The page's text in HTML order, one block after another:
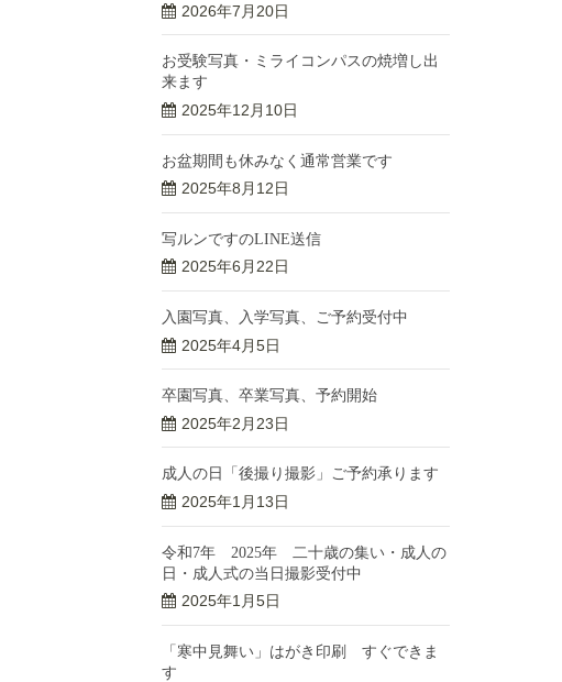
2026年7月20日
お受験写真・ミライコンパスの焼増し出
来ます
2025年12月10日
お盆期間も休みなく通常営業です
2025年8月12日
写ルンですのLINE送信
2025年6月22日
入園写真、入学写真、ご予約受付中
2025年4月5日
卒園写真、卒業写真、予約開始
2025年2月23日
成人の日「後撮り撮影」ご予約承ります
2025年1月13日
令和7年 2025年 二十歳の集い・成人の
日・成人式の当日撮影受付中
2025年1月5日
「寒中見舞い」はがき印刷 すぐできま
す